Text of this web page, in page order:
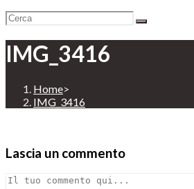
IMG_3416
Home>
IMG_3416
Lascia un commento
Comment